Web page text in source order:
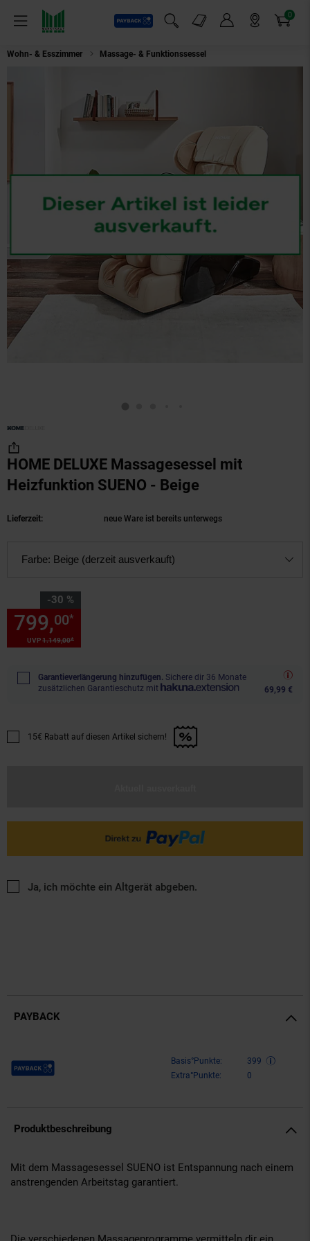
Menü
Payback
Suchfeld einblenden
Markt-Angebote 0
Artikel
Wohn- & Esszimmer Massage- & Funktionssessel
HOME DELUXE Massagesessel mit
Heizfunktion SUENO - Beige
Lieferzeit: neue Ware ist bereits unterwegs
Farbe: Beige (derzeit ausverkauft)
-30 %
Sie Sparen 30 Prozent,
UVP1.149,00*
799,00*
Garantieverlängerung hinzufügen. Sichere dir 36 Monate
zusätzlichen Garantieschutz mit
69,99 €
Promotion "15€ Rabatt auf diesen Artikel sichern!" anwenden
15€ Rabatt auf diesen Artikel sichern!
Ja, ich möchte ein Altgerät abgeben.
PAYBACK
Payback Punkte Basis°Punkte:
399
Extra°Punkte:
0
Produktbeschreibung
Mit dem Massagesessel SUENO ist Entspannung nach einem
anstrengenden Arbeitstag garantiert.